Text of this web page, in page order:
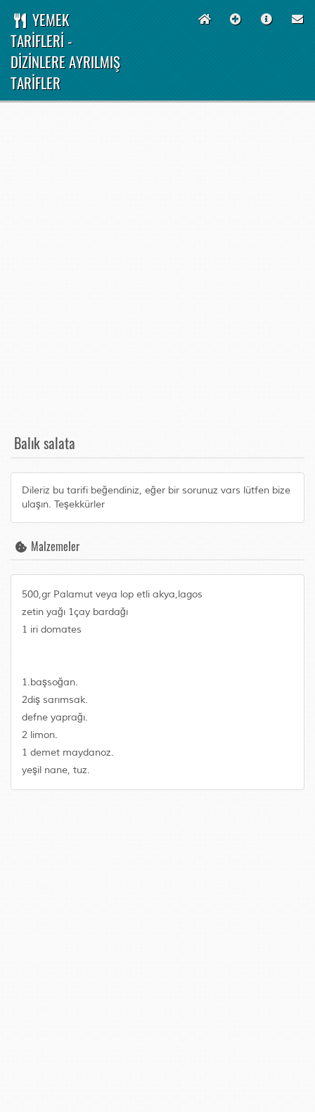
YEMEK
TARİFLERİ -
DİZİNLERE AYRILMIŞ
TARİFLER
Balık salata
Dileriz bu tarifi beğendiniz, eğer bir sorunuz vars lütfen bize
ulaşın. Teşekkürler
Malzemeler
500,gr Palamut veya lop etli akya,lagos
zetin yağı 1çay bardağı
1 iri domates
1.başsoğan.
2diş sarımsak.
defne yaprağı.
2 limon.
1 demet maydanoz.
yeşil nane, tuz.